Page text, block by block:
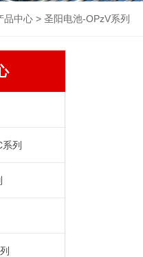
品中心 > 圣阳电池-OPzV系列
列